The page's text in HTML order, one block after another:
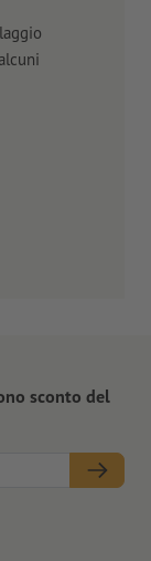
sconto del